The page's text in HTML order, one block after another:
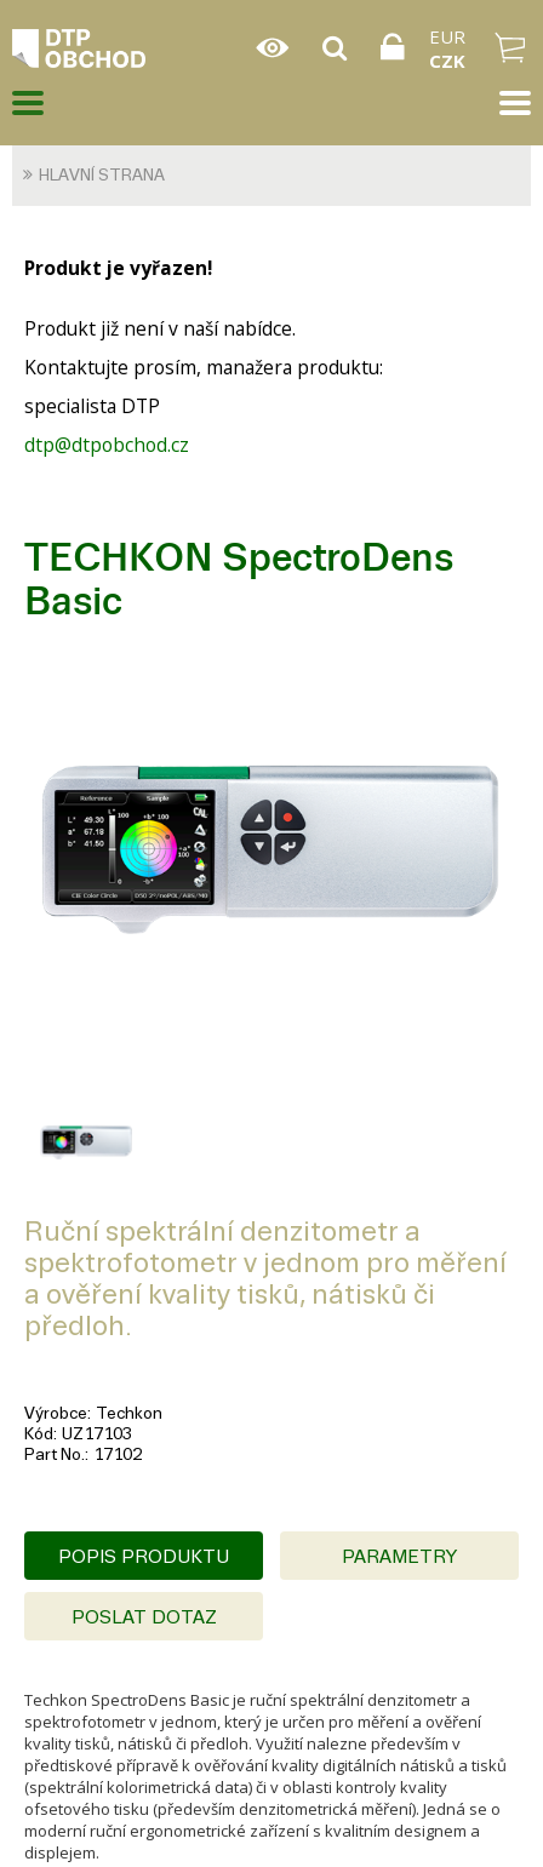
EUR
CZK
HLAVNÍ STRANA
Produkt je vyřazen!
Produkt již není v naší nabídce.
Kontaktujte prosím, manažera produktu:
specialista DTP
dtp@dtpobchod.cz
TECHKON SpectroDens
Basic
Ruční spektrální denzitometr a
spektrofotometr v jednom pro měření
a ověření kvality tisků, nátisků či
předloh.
Výrobce Techkon
Kód UZ17103
Part No.
17102
POPIS PRODUKTU PARAMETRY
POSLAT DOTAZ
Techkon SpectroDens Basic je ruční spektrální denzitometr a
spektrofotometr v jednom, který je určen pro měření a ověření
kvality tisků, nátisků či předloh. Využití nalezne především v
předtiskové přípravě k ověřování kvality digitálních nátisků a tisků
(spektrální kolorimetrická data) či v oblasti kontroly kvality
ofsetového tisku (především denzitometrická měření). Jedná se o
moderní ruční ergonometrické zařízení s kvalitním designem a
displejem.